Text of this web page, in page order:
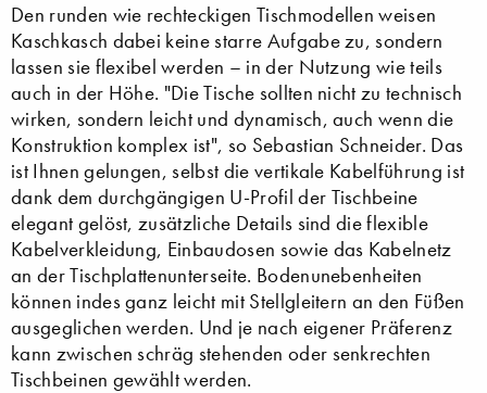
Den runden wie rechteckigen Tischmodellen weisen
Kaschkasch dabei keine starre Aufgabe zu, sondern
lassen sie flexibel werden – in der Nutzung wie teils
auch in der Höhe. "Die Tische sollten nicht zu technisch
wirken, sondern leicht und dynamisch, auch wenn die
Konstruktion komplex ist", so Sebastian Schneider. Das
ist Ihnen gelungen, selbst die vertikale Kabelführung ist
dank dem durchgängigen U-Profil der Tischbeine
elegant gelöst, zusätzliche Details sind die flexible
Kabelverkleidung, Einbaudosen sowie das Kabelnetz
an der Tischplattenunterseite. Bodenunebenheiten
können indes ganz leicht mit Stellgleitern an den Füßen
ausgeglichen werden. Und je nach eigener Präferenz
kann zwischen schräg stehenden oder senkrechten
Tischbeinen gewählt werden.